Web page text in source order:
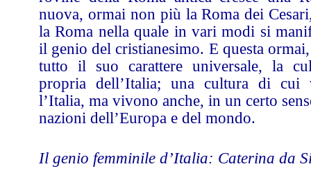
nuova, ormai non più la Roma dei
la Roma nella quale in vari modi si
il genio del cristianesimo. E questa
tutto il suo carattere universale, la
propria dell’Italia; una cultura di cui
l’Italia, ma vivono anche, in un certo
nazioni dell’Europa e del mondo.
Il genio femminile d’Italia: Caterina da